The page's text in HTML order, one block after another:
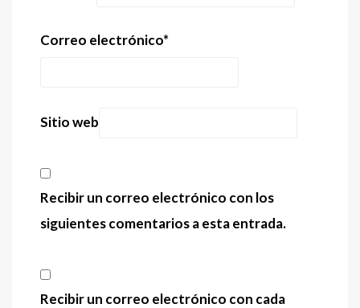
Correo electrónico*
Sitio web
Recibir un correo electrónico con los
siguientes comentarios a esta entrada.
Recibir un correo electrónico con cada